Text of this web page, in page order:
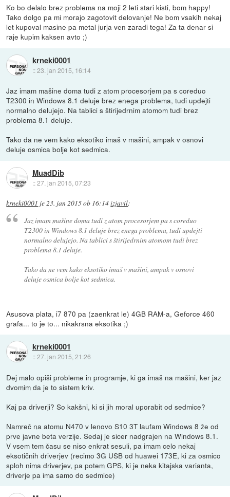
Ko bo delalo brez problema na moji 2 leti stari kisti, bom happy!
Tako dolgo pa mi morajo zagotovit delovanje! Ne bom vsakih nekaj
let kupoval masine pa metal jurja ven zaradi tega! Za ta denar si
raje kupim kaksen avto ;)
krneki0001
::23. jan 2015, 16:14
Jaz imam mašine doma tudi z atom procesorjem pa s coreduo
T2300 in Windows 8.1 deluje brez enega problema, tudi updejti
normalno delujejo. Na tablici s štirijedrnim atomom tudi brez
problema 8.1 deluje.
Tako da ne vem kako eksotiko imaš v mašini, ampak v osnovi
deluje osmica bolje kot sedmica.
MuadDib
::27. jan 2015, 07:23
krneki0001 je23. jan 2015 ob 16:14izjavil:
Jaz imam mašine doma tudi z atom procesorjem pa s coreduo
T2300 in Windows 8.1 deluje brez enega problema, tudi updejti
normalno delujejo. Na tablici s štirijedrnim atomom tudi brez
problema 8.1 deluje.
Tako da ne vem kako eksotiko imaš v mašini, ampak v osnovi
deluje osmica bolje kot sedmica.
Asusova plata, i7 870 pa (zaenkrat le) 4GB RAM-a, Geforce 460
grafa... to je to... nikakrsna eksotika ;)
krneki0001
::27. jan 2015, 21:26
Dej malo opiši probleme in programje, ki ga imaš na mašini, ker jaz
dvomim da je to sistem kriv.
Kaj pa driverji? So kakšni, ki si jih moral uporabit od sedmice?
Namreč na atomu N470 v lenovo S10 3T laufam Windows 8 že od
prve javne beta verzije. Sedaj je sicer nadgrajen na Windows 8.1.
V vsem tem času se niso enkrat sesuli, pa imam celo nekaj
eksotičnih driverjev (recimo 3G USB od huawei 173E, ki za osmico
sploh nima driverjev, pa potem GPS, ki je neka kitajska varianta,
driverje pa ima samo do sedmice)